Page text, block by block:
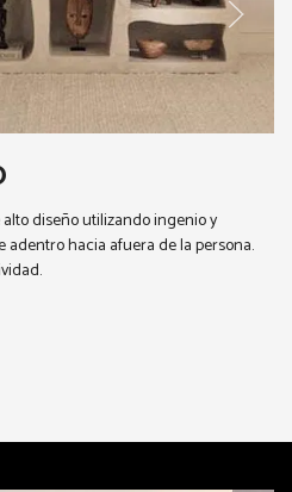
diseño utilizando ingenio y
hacia afuera de la persona.